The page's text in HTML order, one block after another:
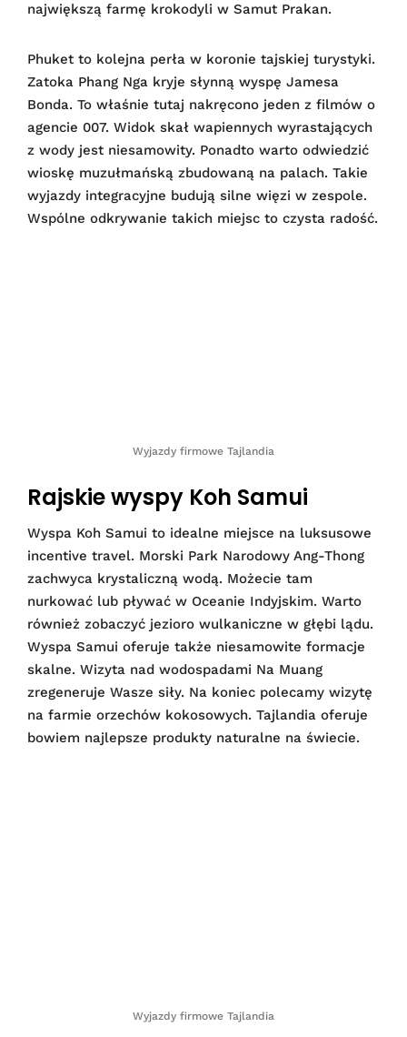
największą farmę krokodyli w Samut Prakan.
Phuket to kolejna perła w koronie tajskiej turystyki.
Zatoka Phang Nga kryje słynną wyspę Jamesa
Bonda. To właśnie tutaj nakręcono jeden z filmów o
agencie 007. Widok skał wapiennych wyrastających
z wody jest niesamowity. Ponadto warto odwiedzić
wioskę muzułmańską zbudowaną na palach. Takie
wyjazdy integracyjne budują silne więzi w zespole.
Wspólne odkrywanie takich miejsc to czysta radość.
Wyjazdy firmowe Tajlandia
Rajskie wyspy Koh Samui
Wyspa Koh Samui to idealne miejsce na luksusowe
incentive travel. Morski Park Narodowy Ang-Thong
zachwyca krystaliczną wodą. Możecie tam
nurkować lub pływać w Oceanie Indyjskim. Warto
również zobaczyć jezioro wulkaniczne w głębi lądu.
Wyspa Samui oferuje także niesamowite formacje
skalne. Wizyta nad wodospadami Na Muang
zregeneruje Wasze siły. Na koniec polecamy wizytę
na farmie orzechów kokosowych. Tajlandia oferuje
bowiem najlepsze produkty naturalne na świecie.
Wyjazdy firmowe Tajlandia